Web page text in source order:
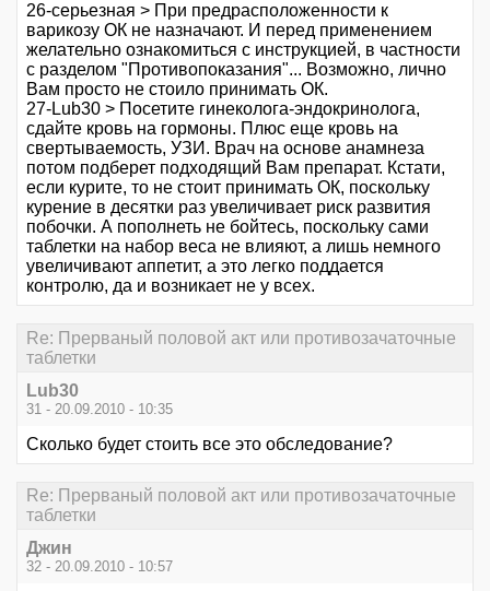
26-серьезная > При предрасположенности к
варикозу ОК не назначают. И перед применением
желательно ознакомиться с инструкцией, в частности
с разделом "Противопоказания"... Возможно, лично
Вам просто не стоило принимать ОК.
27-Lub30 > Посетите гинеколога-эндокринолога,
сдайте кровь на гормоны. Плюс еще кровь на
свертываемость, УЗИ. Врач на основе анамнеза
потом подберет подходящий Вам препарат. Кстати,
если курите, то не стоит принимать ОК, поскольку
курение в десятки раз увеличивает риск развития
побочки. А пополнеть не бойтесь, поскольку сами
таблетки на набор веса не влияют, а лишь немного
увеличивают аппетит, а это легко поддается
контролю, да и возникает не у всех.
Re: Прерваный половой акт или противозачаточные
таблетки
Lub30
31 - 20.09.2010 - 10:35
Сколько будет стоить все это обследование?
Re: Прерваный половой акт или противозачаточные
таблетки
Джин
32 - 20.09.2010 - 10:57